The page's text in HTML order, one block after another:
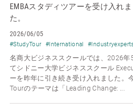
EMBAスタディツアーを受け入れま
た。
2026/06/05
#StudyTour #International
名商大ビジネススクールでは、2026年
てシドニー大学ビジネススクール
ーを昨年に引き続き受け入れました。
Tourのテーマは「Leading Change: ...